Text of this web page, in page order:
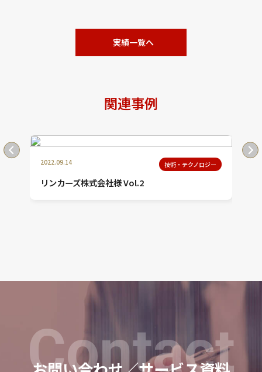
実績一覧へ
関連事例
技術・テクノロジー 2022.09.14
みらいワークス×イーデザイン損
Contact